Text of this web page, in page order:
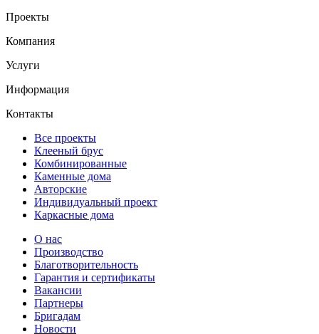
Проекты
Компания
Услуги
Информация
Контакты
Все проекты
Клееный брус
Комбинированные
Каменные дома
Авторские
Индивидуальный проект
Каркасные дома
О нас
Производство
Благотворительность
Гарантия и сертификаты
Вакансии
Партнеры
Бригадам
Новости